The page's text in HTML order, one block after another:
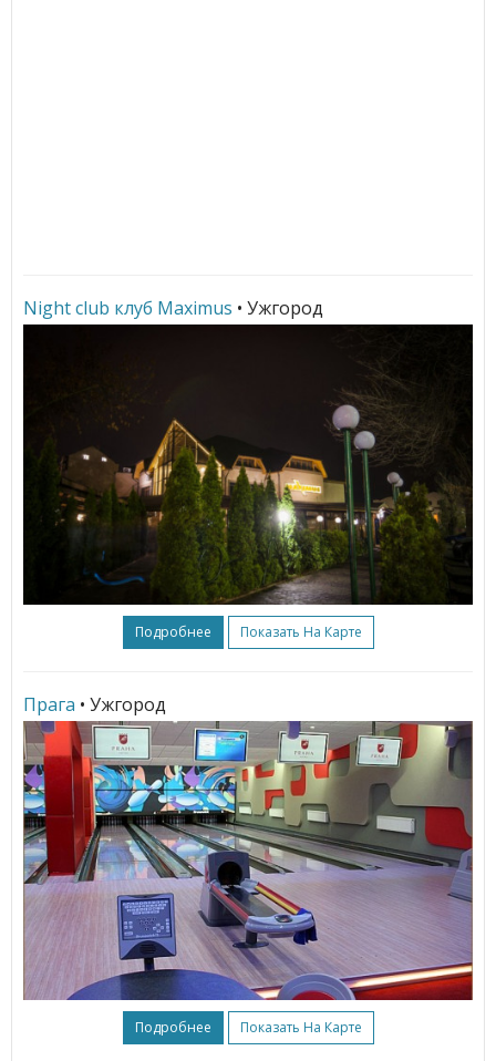
Night club клуб Maximus • Ужгород
Подробнее Показать На Карте
Прага • Ужгород
Подробнее Показать На Карте